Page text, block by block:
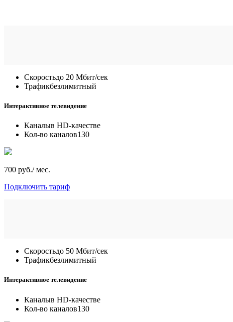
Скоростьдо 20 Мбит/сек
Трафикбезлимитный
Интерактивное телевидение
Каналыв HD-качестве
Кол-во каналов130
700 руб./ мес.
Подключить тариф
Скоростьдо 50 Мбит/сек
Трафикбезлимитный
Интерактивное телевидение
Каналыв HD-качестве
Кол-во каналов130